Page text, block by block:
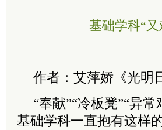
基础学科“
作者：艾萍娇《光明
“奉献”“冷板凳”“异
基础学科一直抱有这样